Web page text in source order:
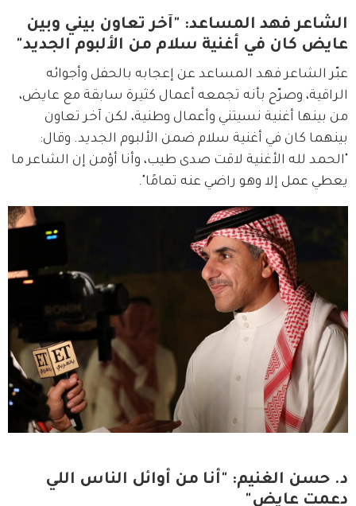
الشاعر فهد المساعد: "آخر تعاون بيني وبين
عايض كان في أغنية سلام من الألبوم الجديد"
عبّر الشاعر فهد المساعد عن إعجابه بالحفل وأجوائه
الراقية، وصرّح بأنه تجمعه أعمال كثيرة سابقة مع عايض،
من بينها أغنية نسيتني وأعمال وطنية، لكن آخر تعاون
بينهما كان في أغنية سلام ضمن الألبوم الجديد. وقال:
"الحمد لله الأغنية لاقت صدى طيب، وأنا أؤمن إن الشاعر ما
يعطي عمل إلا وهو راضي عنه تمامًا".
د. حسن الغنيم: "أنا من أوائل الناس اللي
دعمت عايض"